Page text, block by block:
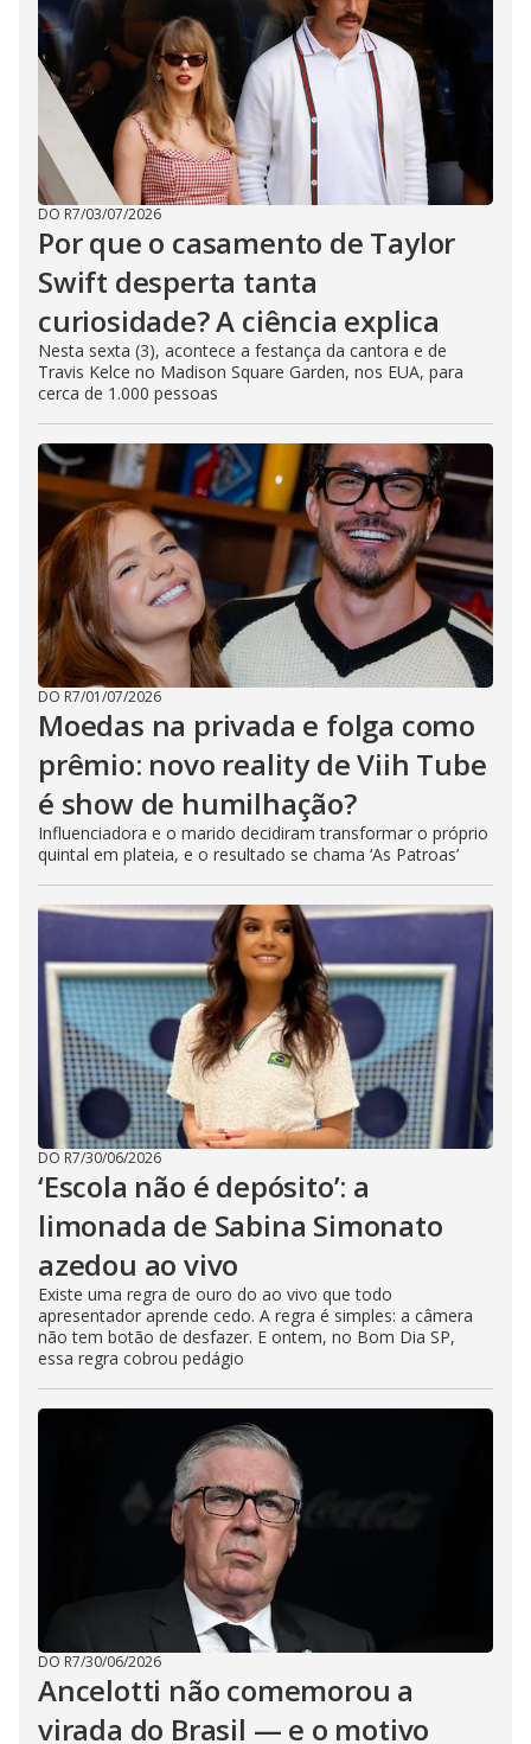
DO R7/03/07/2026
Por que o casamento de Taylor
Swift desperta tanta
curiosidade? A ciência explica
Nesta sexta (3), acontece a festança da cantora e de
Travis Kelce no Madison Square Garden, nos EUA, para
cerca de 1.000 pessoas
DO R7/01/07/2026
Moedas na privada e folga como
prêmio: novo reality de Viih Tube
é show de humilhação?
Influenciadora e o marido decidiram transformar o próprio
quintal em plateia, e o resultado se chama ‘As Patroas’
DO R7/30/06/2026
‘Escola não é depósito’: a
limonada de Sabina Simonato
azedou ao vivo
Existe uma regra de ouro do ao vivo que todo
apresentador aprende cedo. A regra é simples: a câmera
não tem botão de desfazer. E ontem, no Bom Dia SP,
essa regra cobrou pedágio
DO R7/30/06/2026
Ancelotti não comemorou a
virada do Brasil — e o motivo